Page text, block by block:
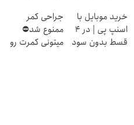
نام کن )
خرید موبایل با
اسنپ پی | در ۴
قسط بدون سود
جراحی کمر
ممنوع شد⛔
میتونی کمرت رو